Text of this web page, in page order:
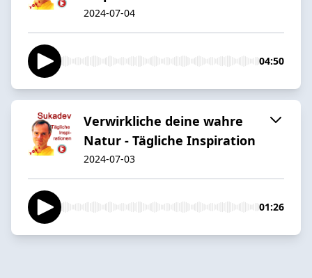
2024-07-04
04:50
Verwirkliche deine wahre
Natur - Tägliche Inspiration
2024-07-03
01:26